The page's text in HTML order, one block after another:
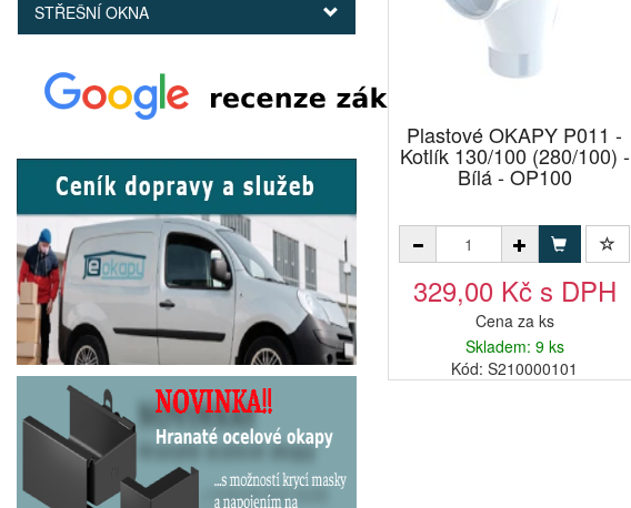
STŘEŠNÍ OKNA
Plastové OKAPY P011 -
Kotlík 130/100 (280/100) -
Bílá - OP100
329,00 Kč s DPH
Cena za ks
Skladem: 9 ks
Kód: S210000101